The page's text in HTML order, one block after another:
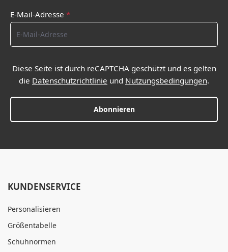
E-Mail-Adresse *
Diese Seite ist durch reCAPTCHA geschützt und es gelten
die Datenschutzrichtlinie und Nutzungsbedingungen.
Abonnieren
KUNDENSERVICE
Personalisieren
Größentabelle
Schuhnormen